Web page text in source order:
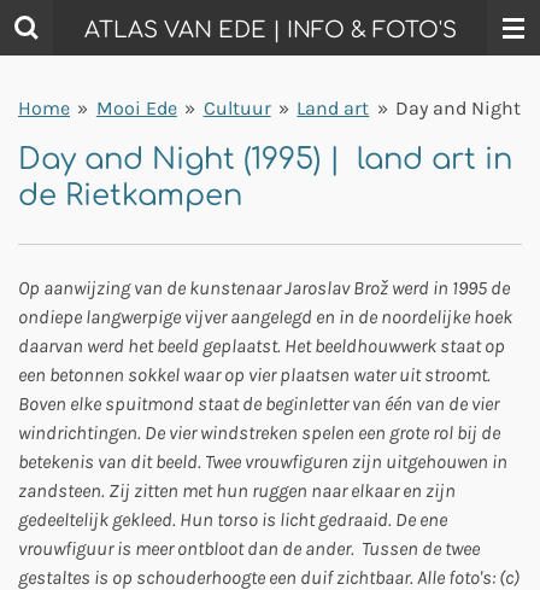
Ga
direct
de
ATLAS VAN EDE | INFO & FOTO'S
Home » Mooi Ede » Cultuur » Land art » Day and Night
Day and Night (1995) | land art in
de Rietkampen
Op aanwijzing van de kunstenaar Jaroslav Brož werd in 1995 de
ondiepe langwerpige vijver aangelegd en in de noordelijke hoek
daarvan werd het beeld geplaatst. Het beeldhouwwerk staat op
een betonnen sokkel waar op vier plaatsen water uit stroomt.
Boven elke spuitmond staat de beginletter van één van de vier
windrichtingen. De vier windstreken spelen een grote rol bij de
betekenis van dit beeld. Twee vrouwfiguren zijn uitgehouwen in
zandsteen. Zij zitten met hun ruggen naar elkaar en zijn
gedeeltelijk gekleed. Hun torso is licht gedraaid. De ene
vrouwfiguur is meer ontbloot dan de ander. Tussen de twee
gestaltes is op schouderhoogte een duif zichtbaar. Alle foto's: (c)